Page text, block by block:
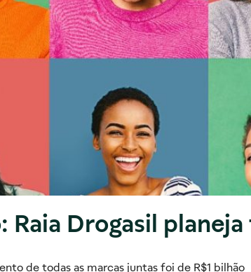
Raia Drogasil
de todas as marcas juntas foi de R$1 bilhão